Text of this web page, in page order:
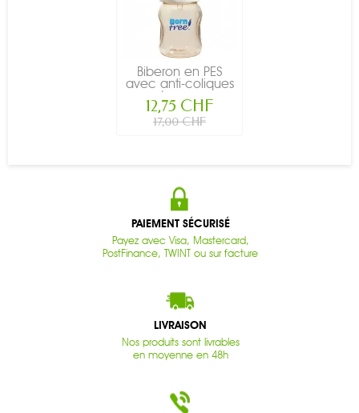
Biberon en PES
avec anti-coliques
(sans...
12,75 CHF
17,00 CHF
PAIEMENT SÉCURISÉ
Payez avec Visa, Mastercard,
PostFinance, TWINT ou sur facture
LIVRAISON
Nos produits sont livrables
en moyenne en 48h